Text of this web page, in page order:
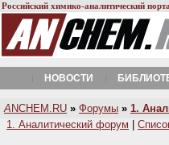
Российский химико-аналитический
НОВОСТИ
A NCHEM.RU » Форумы » 1.
1. Аналитический форум